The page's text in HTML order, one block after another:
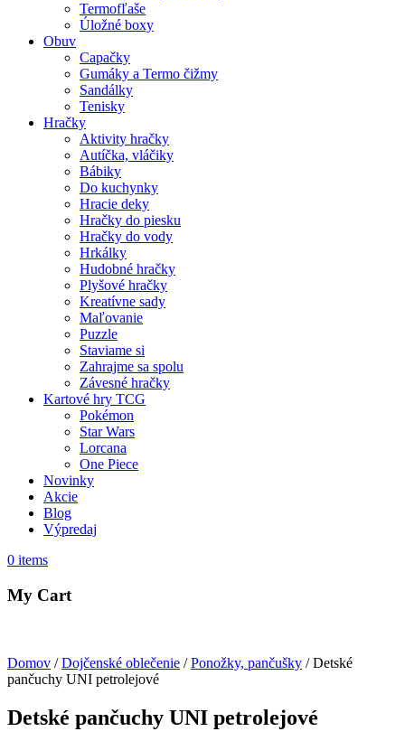
Termofľaše
Úložné boxy
Obuv
Capačky
Gumáky a Termo čižmy
Sandálky
Tenisky
Hračky
Aktivity hračky
Autíčka, vláčiky
Bábiky
Do kuchynky
Hracie deky
Hračky do piesku
Hračky do vody
Hrkálky
Hudobné hračky
Plyšové hračky
Kreatívne sady
Maľovanie
Puzzle
Staviame si
Zahrajme sa spolu
Závesné hračky
Kartové hry TCG
Pokémon
Star Wars
Lorcana
One Piece
Novinky
Akcie
Blog
Výpredaj
0 items
My Cart
Domov /Dojčenské oblečenie /Ponožky, pančušky / Detské
pančuchy UNI petrolejové
Detské pančuchy UNI petrolejové